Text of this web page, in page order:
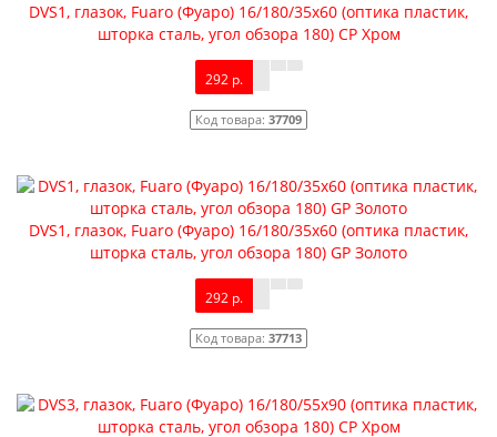
9 010 р. 8 245 р.
DVS1, глазок, Fuaro (Фуаро) 16/180/35x60 (оптика пластик,
шторка сталь, угол обзора 180) CP Хром
292 р.
Код товара: 37709
DVS1, глазок, Fuaro (Фуаро) 16/180/35x60 (оптика пластик,
шторка сталь, угол обзора 180) GP Золото
292 р.
Код товара: 37713